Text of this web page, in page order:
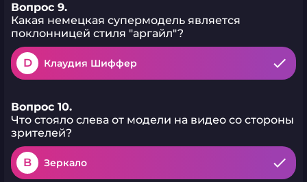
Вопрос 9.
Какая немецкая супермодель является
поклонницей стиля "аргайл"?
D Клаудия Шиффер
Вопрос 10.
Что стояло слева от модели на видео со стороны
зрителей?
B Зеркало